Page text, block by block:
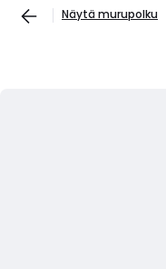
Näytä murupolku